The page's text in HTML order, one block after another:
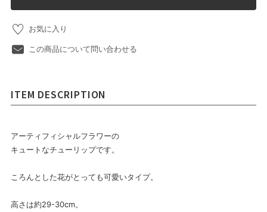
お気に入り
この商品について問い合わせる
ITEM DESCRIPTION
アーティフィシャルフラワーの
キュートなチューリップです。
ころんとした花がとっても可愛いタイプ。
高さは約29-30cm。